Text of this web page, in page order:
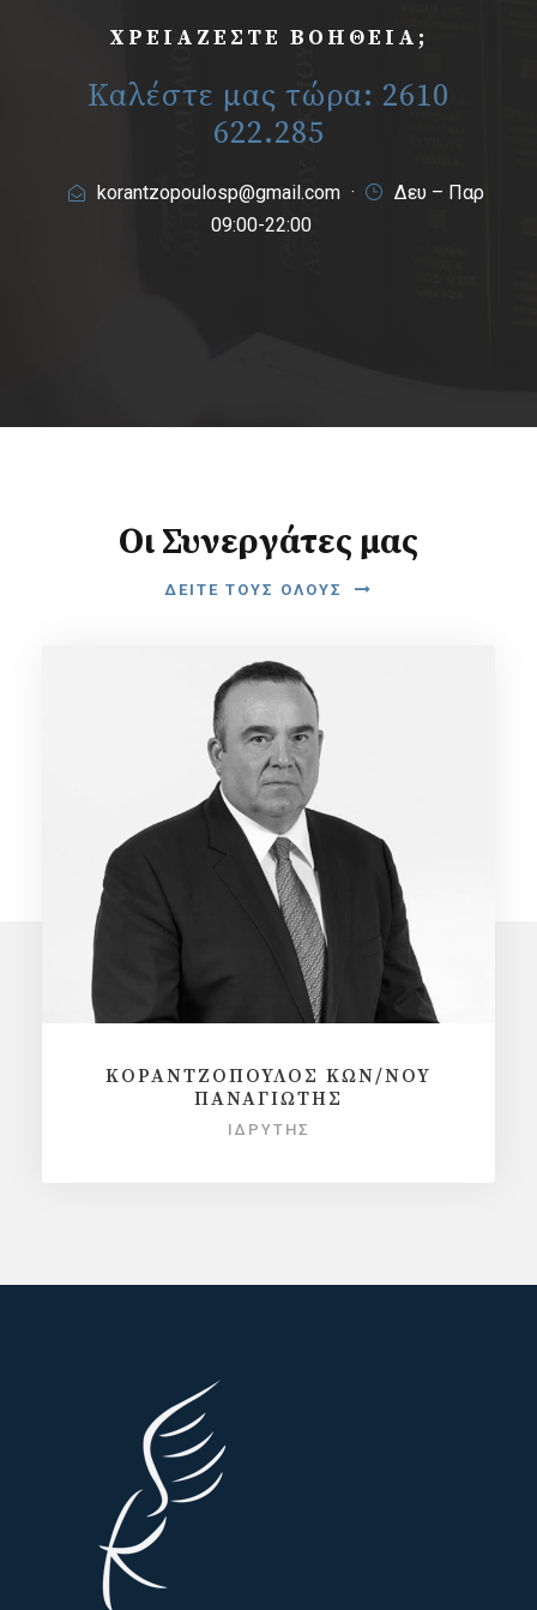
ΧΡΕΙΆΖΕΣΤΕ ΒΟΉΘΕΙΑ;
Καλέστε μας τώρα: 2610
622.285
korantzopoulosp@gmail.com ·
Δευ – Παρ
09:00-22:00
Οι Συνεργάτες μας
ΔΕΊΤΕ ΤΟΥΣ ΌΛΟΥΣ
ΚΟΡΑΝΤΖΟΠΟΥΛΟΣ ΚΩΝ/ΝΟΥ
ΠΑΝΑΓΙΩΤΗΣ
ΙΔΡΥΤΗΣ